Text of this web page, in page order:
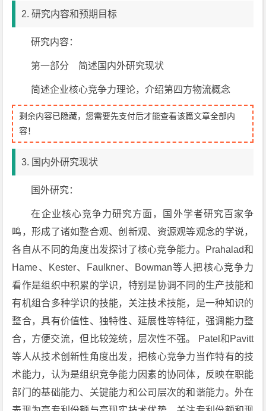
2. 研究内容和预期目标
研究内容：
第一部分 简述国内外研究现状
简述企业核心竞争力理论，介绍第四方物流概念
剩余内容已隐藏，您需要先支付后才能查看该篇文章全部内
容！
3. 国内外研究现状
国外研究：
在企业核心竞争力研究方面，国外学者研究百家争
鸣，形成了诸如整合观、创新观、资源观等观念的学说，
各自从不同的角度出发探讨了核心竞争能力。Prahalad和
Hame、Kester、Faulkner、Bowman等人把核心竞争力
看作是组织中积累的学识，特别是协调不同的生产技能和
有机组合多种学识的技能，关注技术技能，是一种知识的
整合，具有价值性、独特性、延展性等特征，强调能力整
合，方便交流，但比较笼统，层次性不强。 Patel和Pavitt
等人从技术创新性角度出发，把核心竞争力当作特有的技
术能力，认为是组织竞争能力因素的协同体，反映在职能
部门的基础能力、关键能力和公司层次的和谐能力。外在